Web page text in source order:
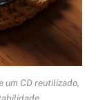
um CD reutilizado,